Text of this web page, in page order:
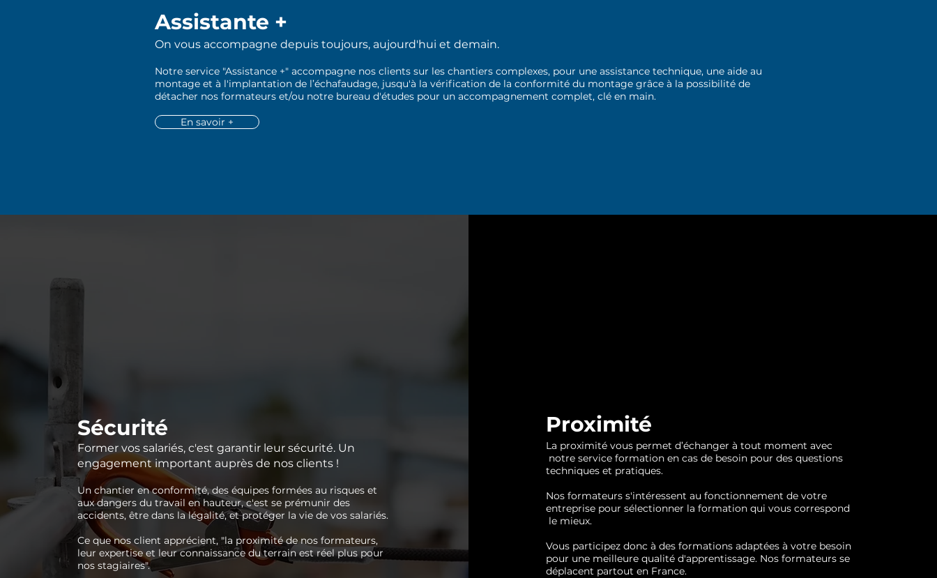
Assistante +
On vous accompagne depuis toujours, aujourd'hui et demain.
Notre service "Assistance +" accompagne nos clients sur les chantiers complexes, pour une assistance technique, une aide au
montage et à l'implantation de l’échafaudage, jusqu'à la vérification de la conformité du montage grâce à la possibilité de
détacher nos formateurs et/ou notre bureau d'études pour un accompagnement complet, clé en main.
En savoir +
Sécurité
Former vos salariés, c'est garantir leur sécurité. Un
engagement important auprès de nos clients !
Un chantier en conformité, des équipes formées au risques et
aux dangers du travail en hauteur, c'est se prémunir des
accidents, être dans la légalité, et protéger la vie de vos salariés.
Ce que nos client apprécient, "la proximité de nos formateurs,
leur expertise et leur connaissance du terrain est réel plus pour
nos stagiaires".
Proximité
La proximité vous permet d’échanger à tout moment avec
notre service formation en cas de besoin pour des questions
techniques et pratiques.
Nos formateurs s'intéressent au fonctionnement de votre
entreprise pour sélectionner la formation qui vous correspond
le mieux.
Vous participez donc à des formations adaptées à votre besoin
pour une meilleure qualité d'apprentissage. Nos formateurs se
déplacent partout en France.